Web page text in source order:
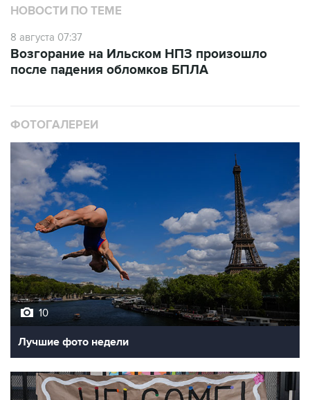
НОВОСТИ ПО ТЕМЕ
8 августа 07:37
Возгорание на Ильском НПЗ произошло
после падения обломков БПЛА
ФОТОГАЛЕРЕИ
10
Лучшие фото недели